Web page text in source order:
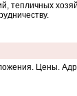
тепличных
Цены.